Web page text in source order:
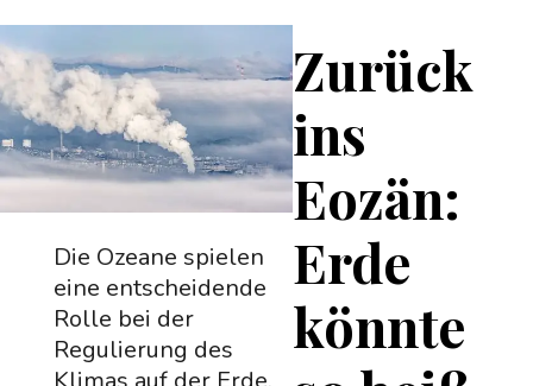
Zurück
ins
Eozän:
Erde
könnte
Die Ozeane spielen
eine entscheidende
Rolle bei der
Regulierung des